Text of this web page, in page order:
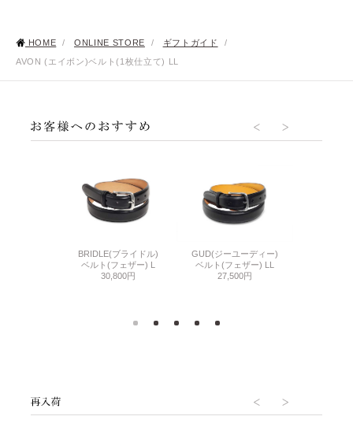
HOME / ONLINE STORE / ギフトガイド
/
AVON (エイボン)ベルト(1枚仕立て) LL
BRIDLE(ブライドル)
ベルト(フェザー) L
30,800円
GUD(ジーユーディー)
ベルト(フェザー) LL
27,500円